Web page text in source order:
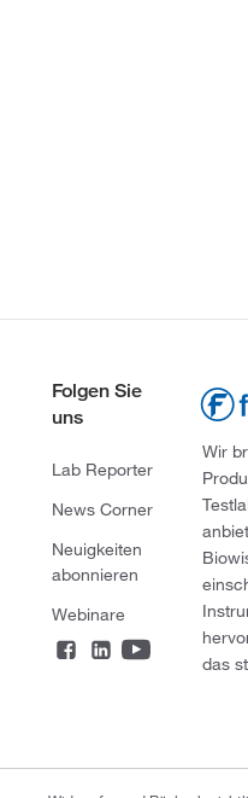
Folgen Sie
uns
Lab Reporter
News Corner
Neuigkeiten
abonnieren
Webinare
Wir
das